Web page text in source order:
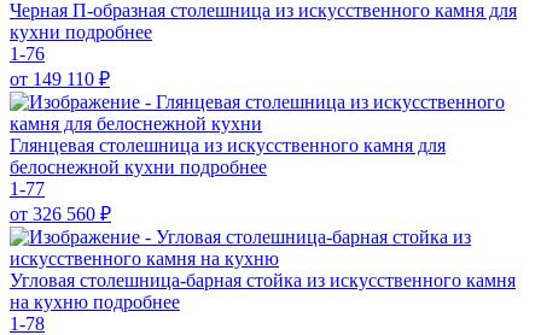
Черная П-образная столешница из искусственного камня для
кухни подробнее
1-76
от 149 110 ₽
Глянцевая столешница из искусственного камня для
белоснежной кухни подробнее
1-77
от 326 560 ₽
Угловая столешница-барная стойка из искусственного камня
на кухню подробнее
1-78